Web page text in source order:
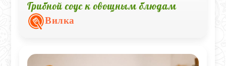
Грибной соус к овощным блюдам
Вилка